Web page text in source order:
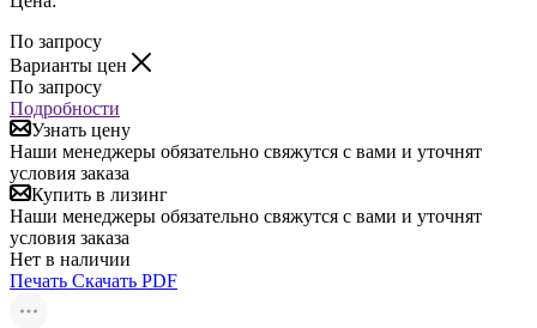
По запросу
Варианты цен
По запросу
Подробности
Узнать цену
Наши менеджеры обязательно свяжутся с вами и уточнят
условия заказа
Купить в лизинг
Наши менеджеры обязательно свяжутся с вами и уточнят
условия заказа
Нет в наличии
Печать Скачать PDF